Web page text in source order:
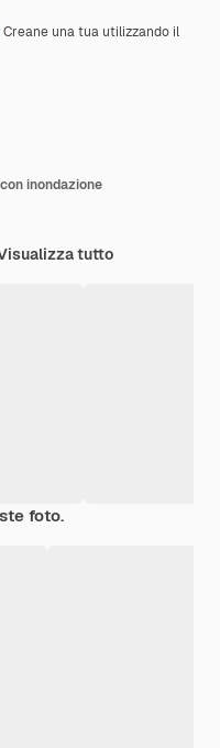
Creane una tua utilizzando il
inondazione
tutto
foto.